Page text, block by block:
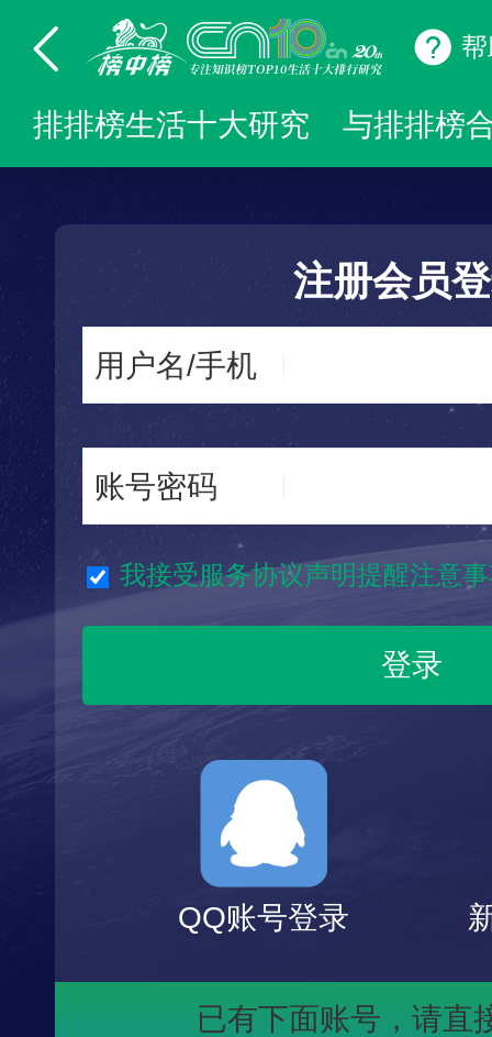
排排榜生活十大研究 与排排榜
注册会员
用户名/手机
账号密码
我接受服务协议声明提醒注意
QQ账号登录
已有下面账号， 请直